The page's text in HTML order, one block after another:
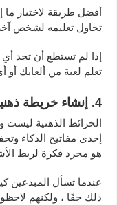
أفضل طريقة لاختبار ما
تحاول تعليمه لشخص
إذا لم تستطع أن تجد
تعلم لعبة من ألعابك
4. إنشاء خريطة ذهنية
الخرائط الذهنية
إحدى مفاتيح الذكاء
هو مجرد فكرة لربط
عندما تسأل المبدعين
ذلك حقًا ، ولكنهم